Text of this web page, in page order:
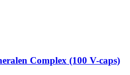
Complex (100 V-caps)